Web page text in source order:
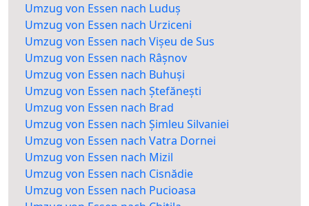
Umzug von Essen nach Luduș
Umzug von Essen nach Urziceni
Umzug von Essen nach Vișeu de Sus
Umzug von Essen nach Râșnov
Umzug von Essen nach Buhuși
Umzug von Essen nach Ștefănești
Umzug von Essen nach Brad
Umzug von Essen nach Șimleu Silvaniei
Umzug von Essen nach Vatra Dornei
Umzug von Essen nach Mizil
Umzug von Essen nach Cisnădie
Umzug von Essen nach Pucioasa